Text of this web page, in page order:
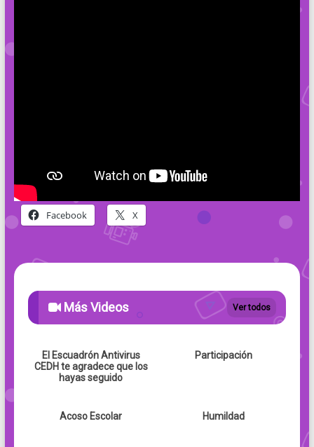
Facebook X
Más Videos Ver todos
El Escuadrón Antivirus
CEDH te agradece que los
hayas seguido
Participación
Acoso Escolar Humildad